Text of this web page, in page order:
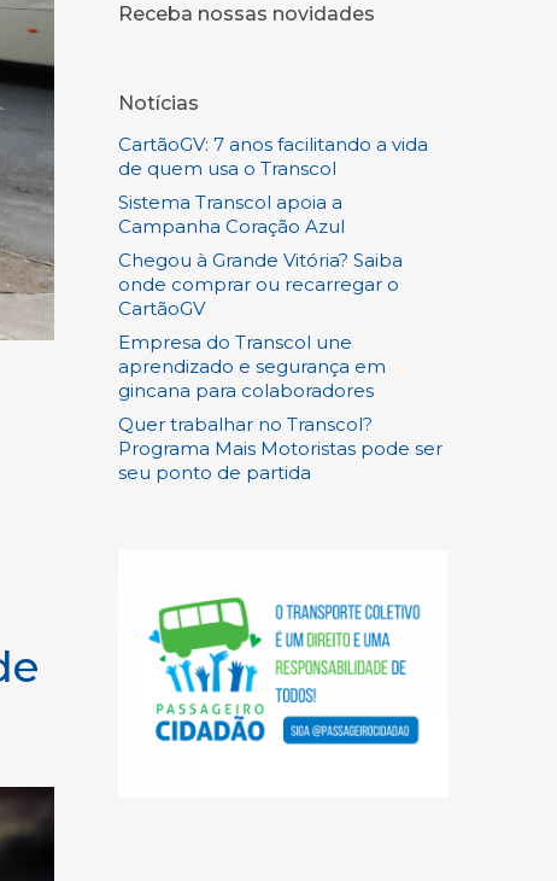
Receba nossas novidades
Notícias
CartãoGV: 7 anos facilitando a vida
de quem usa o Transcol
Sistema Transcol apoia a
Campanha Coração Azul
Chegou à Grande Vitória? Saiba
onde comprar ou recarregar o
CartãoGV
Empresa do Transcol une
aprendizado e segurança em
gincana para colaboradores
Quer trabalhar no Transcol?
Programa Mais Motoristas pode ser
seu ponto de partida